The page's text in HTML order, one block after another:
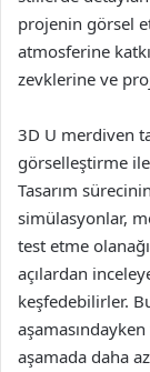
projenin görsel
atmosferine
zevklerine ve
3D U merdiven
görselleştirme
Tasarım
simülasyonlar,
test etme
açılardan
keşfedebilirler.
aşamada daha